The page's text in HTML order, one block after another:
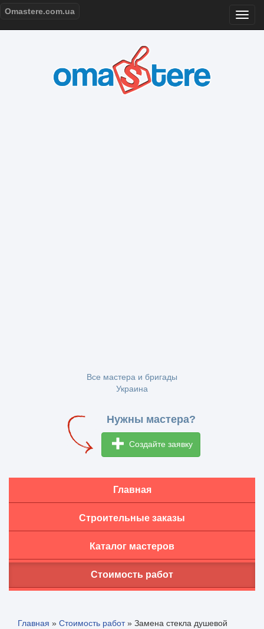
Omastere.com.ua
Все мастера и бригады
Украина
Нужны мастера?
Создайте заявку
Главная
Строительные заказы
Каталог мастеров
Стоимость работ
Главная » Стоимость работ» Замена стекла душевой